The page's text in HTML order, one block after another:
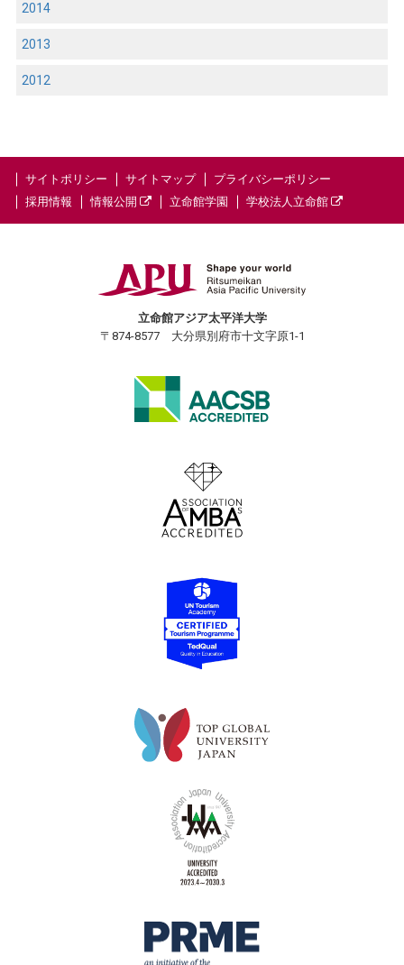
2014
2013
2012
サイトポリシー サイトマップ
プライバシーポリシー
採用情報
情報公開 立命館学園 学校法人立命館
立命館アジア太平洋大学
〒874-8577 大分県別府市十文字原1-1